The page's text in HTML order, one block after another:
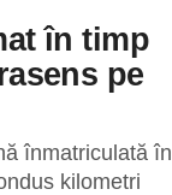
în timp
pe
înmatriculată în
kilometri